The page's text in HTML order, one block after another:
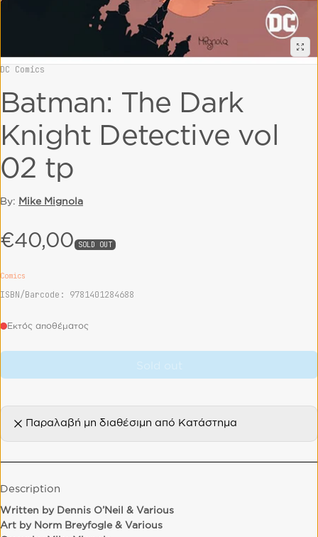
Vendor:
DC Comics
Batman: The Dark
Knight Detective vol
02 tp
By: Mike Mignola
Regular price
€40,00 SOLD OUT
Comics
ISBN/Barcode: 9781401284688
Εκτός αποθέματος
Παραλαβή μη διαθέσιμη από Κατάστημα
Description
Written by Dennis O’Neil & Various
Art by Norm Breyfogle & Various